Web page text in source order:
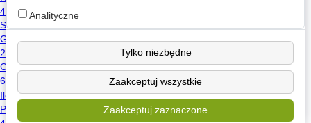
Sandra
linux
software ubuntu
2021-12-03 10:03
Używany laptop do 1000złwHardware/Software
Analityczne
Tylko niezbędne
Zaakceptuj wszystkie
Zaakceptuj zaznaczone